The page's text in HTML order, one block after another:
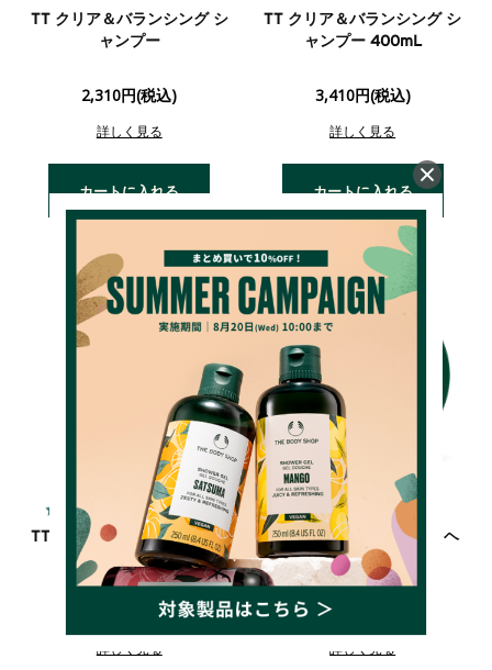
TT クリア＆バランシング シ
ャンプー
2,310円(税込)
詳しく見る
カートに入れる
TT クリア＆バランシング シ
ャンプー 400mL
3,410円(税込)
詳しく見る
カートに入れる
4.5 （52件）
TT クリア＆バランシング コ
ンディショナー
2,310円(税込)
詳しく見る
（153件）
TT クリア&バランシング ヘ
アスクラブ
3,520円(税込)
詳しく見る